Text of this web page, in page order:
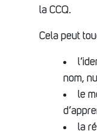
la CCQ.
Cela peut
nom,
le
la